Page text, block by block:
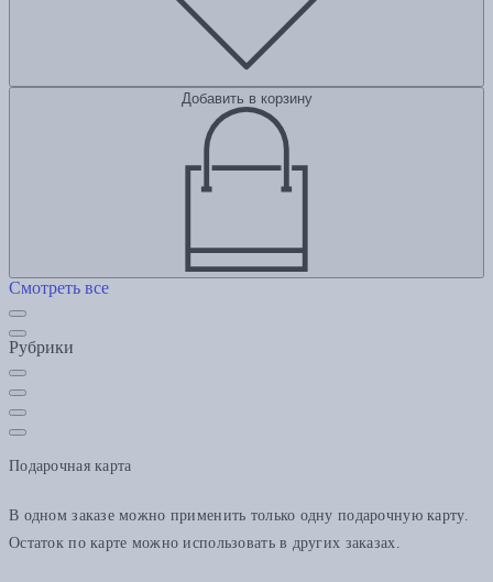
Добавить в корзину
Смотреть все
Рубрики
Подарочная карта
В одном заказе можно применить только одну подарочную карту.
Остаток по карте можно использовать в других заказах.